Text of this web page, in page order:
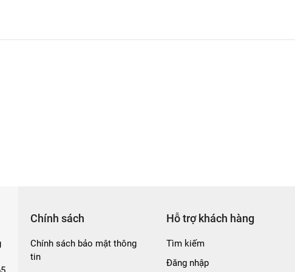
Chính sách
Chính sách bảo mật thông
tin
Hỗ trợ khách hàng
Tìm kiếm
Đăng nhập